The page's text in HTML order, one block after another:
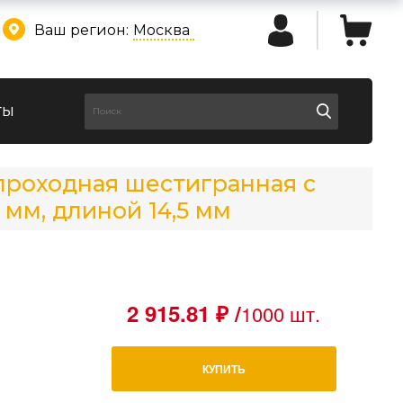
Ваш регион: Москва
шестигранная с
длиной 14,5 мм
2 915.81 ₽ /1000 шт.
КУПИТЬ